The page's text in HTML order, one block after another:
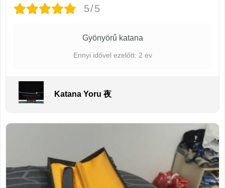
5/5
Gyönyörű katana
Ennyi idővel ezelőtt: 2 év
Katana Yoru 夜